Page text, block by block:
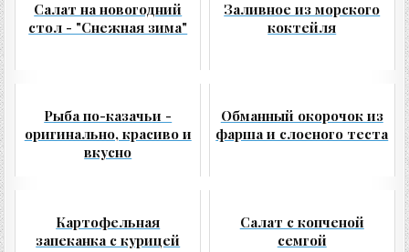
Салат на новогодний
стол - "Снежная зима"
Заливное из морского
коктейля
Рыба по-казачьи -
оригинально, красиво и
вкусно
Обманный окорочок из
фарша и слоеного теста
Картофельная
запеканка с курицей
Салат с копченой
семгой